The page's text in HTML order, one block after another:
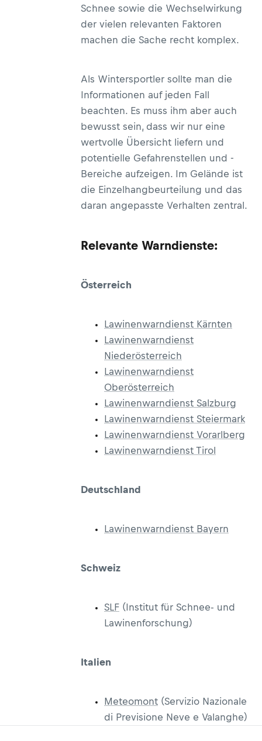
Schnee sowie die Wechselwirkung
der vielen relevanten Faktoren
machen die Sache recht komplex.
Als Wintersportler sollte man die
Informationen auf jeden Fall
beachten. Es muss ihm aber auch
bewusst sein, dass wir nur eine
wertvolle Übersicht liefern und
potentielle Gefahrenstellen und -
Bereiche aufzeigen. Im Gelände ist
die Einzelhangbeurteilung und das
daran angepasste Verhalten zentral.
Relevante Warndienste:
Österreich
Lawinenwarndienst Kärnten
Lawinenwarndienst
Niederösterreich
Lawinenwarndienst
Oberösterreich
Lawinenwarndienst Salzburg
Lawinenwarndienst Steiermark
Lawinenwarndienst Vorarlberg
Lawinenwarndienst Tirol
Deutschland
Lawinenwarndienst Bayern
Schweiz
SLF (Institut für Schnee- und
Lawinenforschung)
Italien
Meteomont (Servizio Nazionale
di Previsione Neve e Valanghe)